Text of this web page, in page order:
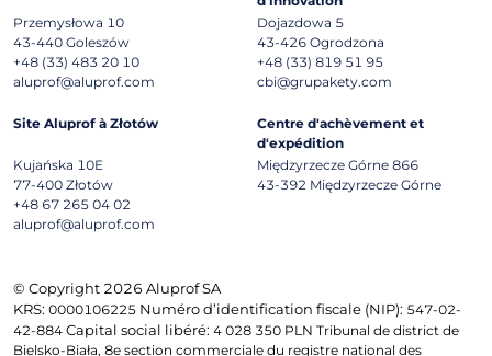
Przemysłowa 10
43-440 Goleszów
+48 (33) 483 20 10
aluprof@aluprof.com
Dojazdowa 5
43-426 Ogrodzona
+48 (33) 819 51 95
cbi@grupakety.com
Site Aluprof à Złotów
Kujańska 10E
77-400 Złotów
+48 67 265 04 02
aluprof@aluprof.com
Centre d'achèvement et
d'expédition
Międzyrzecze Górne 866
43-392 Międzyrzecze Górne
© Copyright 2026 Aluprof SA
KRS: 0000106225 Numéro d’identification fiscale (NIP): 547-02-
42-884 Capital social libéré: 4 028 350 PLN Tribunal de district de
Bielsko-Biała, 8e section commerciale du registre national des